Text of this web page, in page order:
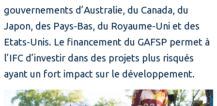
gouvernements d’Australie, du Canada, du
Japon, des Pays-Bas, du Royaume-Uni et des
Etats-Unis. Le financement du GAFSP permet à
l’IFC d’investir dans des projets plus risqués
ayant un fort impact sur le développement.